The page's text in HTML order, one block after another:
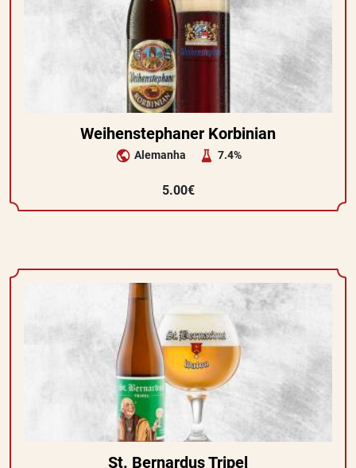
Weihenstephaner Korbinian
Alemanha 7.4%
5.00€
St. Bernardus Tripel